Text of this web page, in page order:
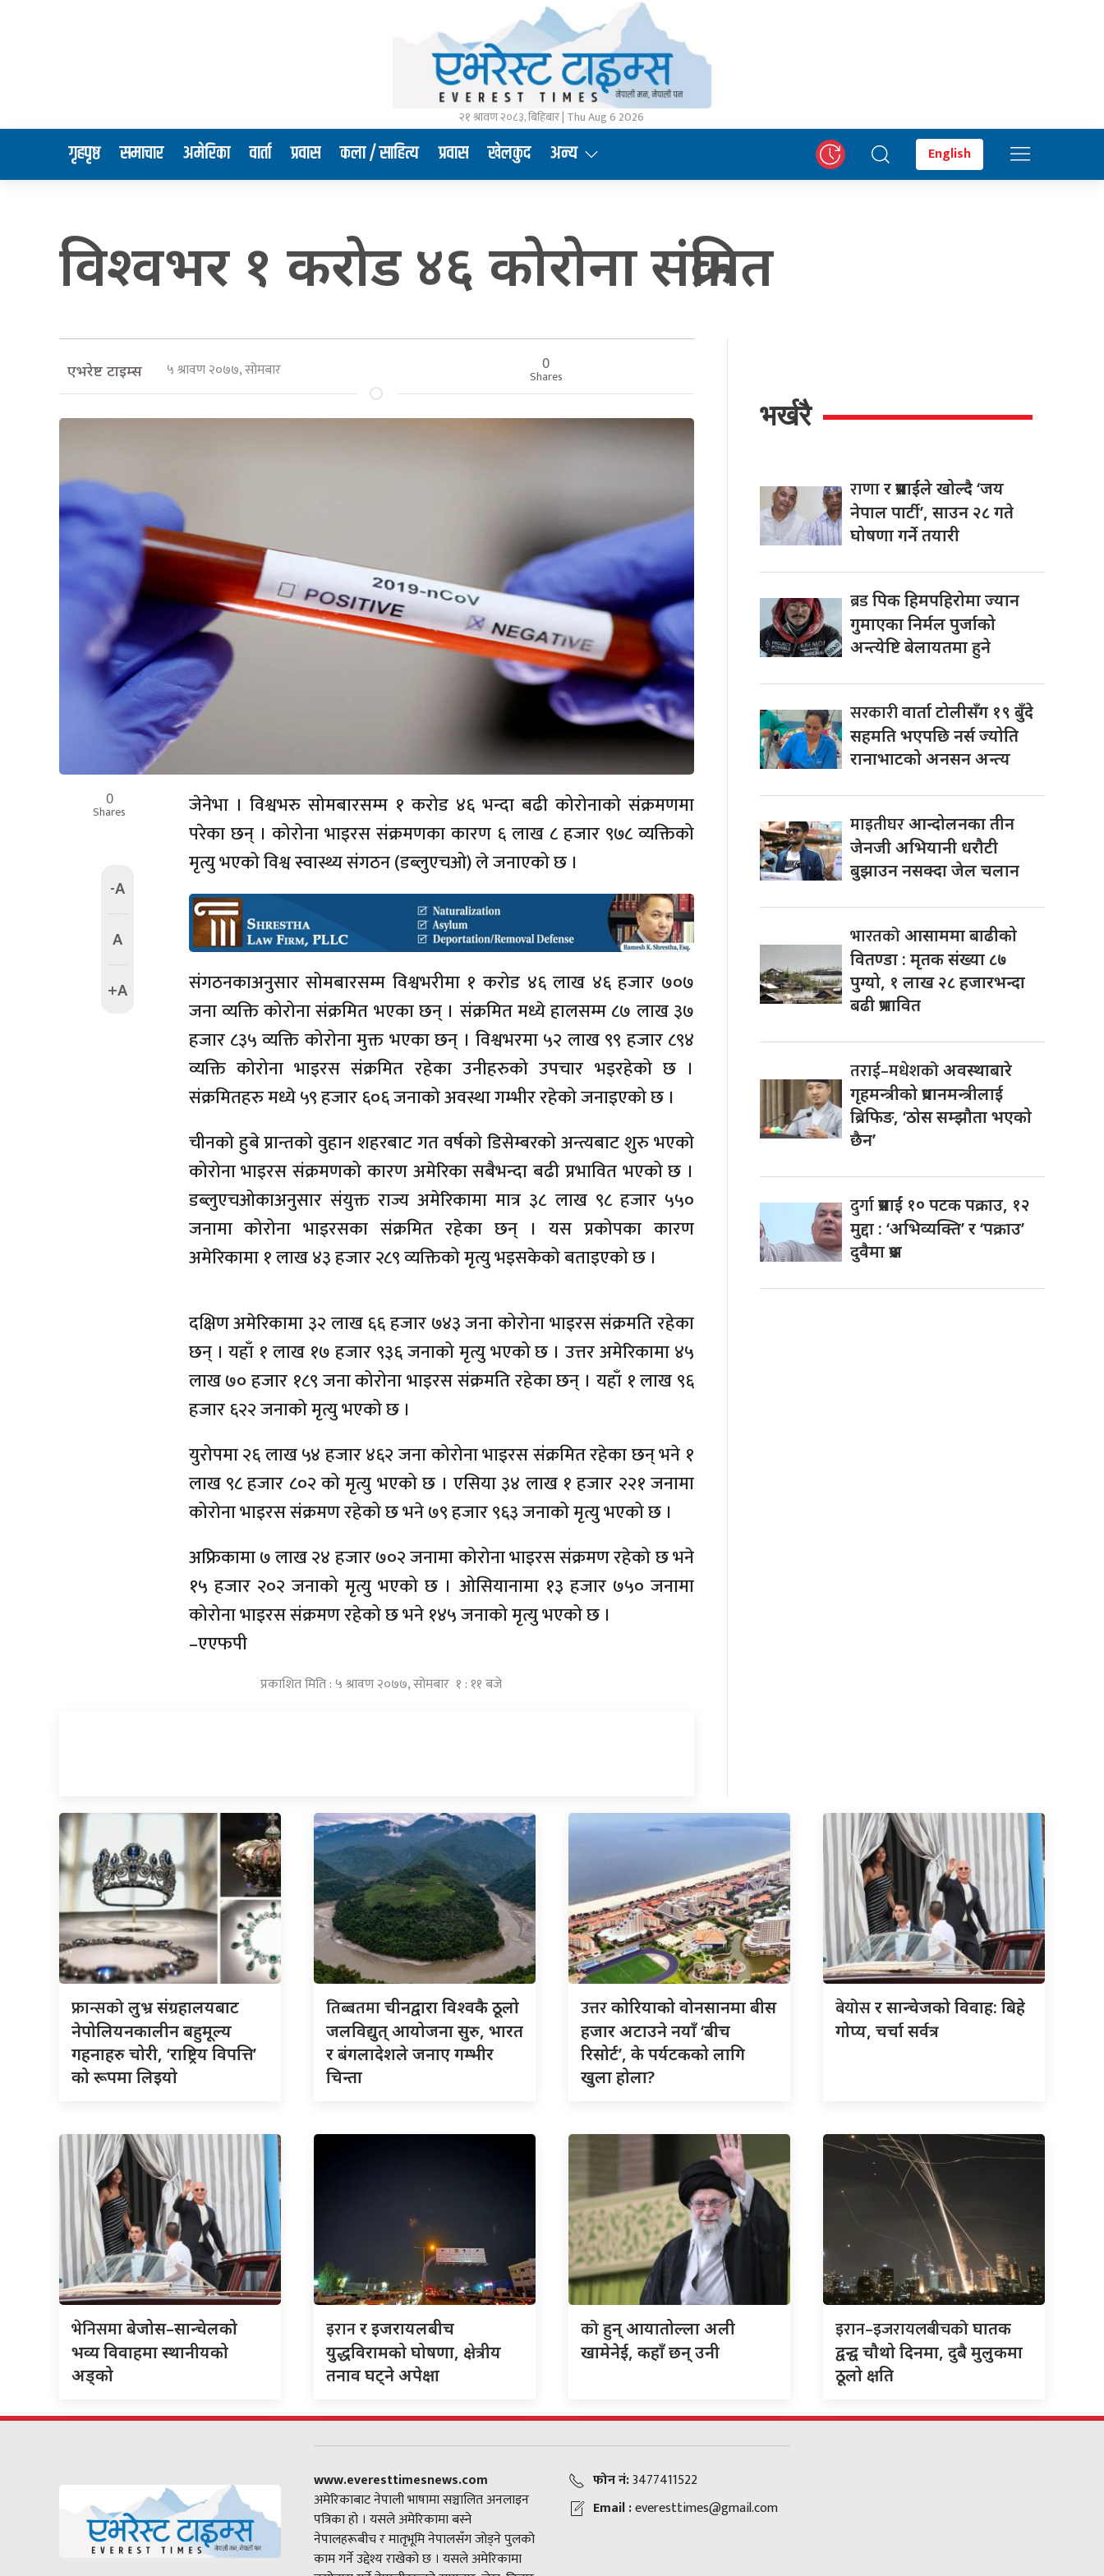
२१ श्रावण २०८३, बिहिबार | Thu Aug 6 2026
गृहपृष्ठ समाचार अमेरिका वार्ता प्रवास कला / साहित्य प्रवास खेलकुद अन्य English
विश्वभर १ करोड ४६ कोरोना संक्रमित
एभरेष्ट टाइम्स ५ श्रावण २०७७, सोमबार 0
Shares
0
Shares
-A
A
+A
जेनेभा । विश्वभरु सोमबारसम्म १ करोड ४६ भन्दा बढी कोरोनाको संक्रमणमा
परेका छन् । कोरोना भाइरस संक्रमणका कारण ६ लाख ८ हजार ९७८ व्यक्तिको
मृत्यु भएको विश्व स्वास्थ्य संगठन (डब्लुएचओ) ले जनाएको छ ।
संगठनकाअनुसार सोमबारसम्म विश्वभरीमा १ करोड ४६ लाख ४६ हजार ७०७
जना व्यक्ति कोरोना संक्रमित भएका छन् । संक्रमित मध्ये हालसम्म ८७ लाख ३७
हजार ८३५ व्यक्ति कोरोना मुक्त भएका छन् । विश्वभरमा ५२ लाख ९९ हजार ८९४
व्यक्ति कोरोना भाइरस संक्रमित रहेका उनीहरुको उपचार भइरहेको छ ।
संक्रमितहरु मध्ये ५९ हजार ६०६ जनाको अवस्था गम्भीर रहेको जनाइएको छ ।
चीनको हुबे प्रान्तको वुहान शहरबाट गत वर्षको डिसेम्बरको अन्त्यबाट शुरु भएको
कोरोना भाइरस संक्रमणको कारण अमेरिका सबैभन्दा बढी प्रभावित भएको छ ।
डब्लुएचओकाअनुसार संयुक्त राज्य अमेरिकामा मात्र ३८ लाख ९८ हजार ५५०
जनामा कोरोना भाइरसका संक्रमित रहेका छन् । यस प्रकोपका कारण
अमेरिकामा १ लाख ४३ हजार २८९ व्यक्तिको मृत्यु भइसकेको बताइएको छ ।
दक्षिण अमेरिकामा ३२ लाख ६६ हजार ७४३ जना कोरोना भाइरस संक्रमति रहेका
छन् । यहाँ १ लाख १७ हजार ९३६ जनाको मृत्यु भएको छ । उत्तर अमेरिकामा ४५
लाख ७० हजार १८९ जना कोरोना भाइरस संक्रमति रहेका छन् । यहाँ १ लाख ९६
हजार ६२२ जनाको मृत्यु भएको छ ।
युरोपमा २६ लाख ५४ हजार ४६२ जना कोरोना भाइरस संक्रमित रहेका छन् भने १
लाख ९८ हजार ८०२ को मृत्यु भएको छ । एसिया ३४ लाख १ हजार २२१ जनामा
कोरोना भाइरस संक्रमण रहेको छ भने ७९ हजार ९६३ जनाको मृत्यु भएको छ ।
अफ्रिकामा ७ लाख २४ हजार ७०२ जनामा कोरोना भाइरस संक्रमण रहेको छ भने
१५ हजार २०२ जनाको मृत्यु भएको छ । ओसियानामा १३ हजार ७५० जनामा
कोरोना भाइरस संक्रमण रहेको छ भने १४५ जनाको मृत्यु भएको छ ।
–एएफपी
प्रकाशित मिति : ५ श्रावण २०७७, सोमबार १ : ११ बजे
भर्खरै
राणार प्रसाईंले खोल्दै ‘जय
नेपाल पार्टी’, साउन २८ गते
घोषणा गर्ने तयारी
ब्रडपिक हिमपहिरोमा ज्यान
गुमाएका निर्मल पुर्जाको
अन्त्येष्टि बेलायतमा हुने
सरकारीवार्ता टोलीसँग १९ बुँदे
सहमति भएपछि नर्स ज्योति
रानाभाटको अनसन अन्त्य
माइतीघरआन्दोलनका तीन
जेनजी अभियानी धरौटी
बुझाउन नसक्दा जेल चलान
भारतकोआसाममा बाढीको
वितण्डा : मृतक संख्या ८७
पुग्यो, १ लाख २८ हजारभन्दा
बढी प्रभावित
तराई–मधेशकोअवस्थाबारे
गृहमन्त्रीको प्रधानमन्त्रीलाई
ब्रिफिङ, ‘ठोस सम्झौता भएको
छैन’
दुर्गाप्रसाईं १० पटक पक्राउ, १२
मुद्दा : ‘अभिव्यक्ति’ र ‘पक्राउ’
दुवैमा प्रश्न
फ्रान्सकोलुभ्र संग्रहालयबाट
नेपोलियनकालीन बहुमूल्य
गहनाहरु चोरी, ‘राष्ट्रिय विपत्ति’
को रूपमा लिइयो
तिब्बतमाचीनद्वारा विश्वकै ठूलो
जलविद्युत् आयोजना सुरु, भारत
र बंगलादेशले जनाए गम्भीर
चिन्ता
उत्तरकोरियाको वोनसानमा बीस
हजार अटाउने नयाँ ‘बीच
रिसोर्ट’, के पर्यटकको लागि
खुला होला?
बेयोसर सान्चेजको विवाह: बिहे
गोप्य, चर्चा सर्वत्र
भेनिसमाबेजोस–सान्चेलको
भव्य विवाहमा स्थानीयको
अड्को
इरानर इजरायलबीच
युद्धविरामको घोषणा, क्षेत्रीय
तनाव घट्ने अपेक्षा
कोहुन् आयातोल्ला अली
खामेनेई, कहाँ छन् उनी
इरान–इजरायलबीचकोघातक
द्वन्द्व चौथो दिनमा, दुबै मुलुकमा
ठूलो क्षति
www.everesttimesnews.com
अमेरिकाबाट नेपाली भाषामा सञ्चालित अनलाइन
पत्रिका हो । यसले अमेरिकामा बस्ने
नेपालहरूबीच र मातृभूमि नेपालसँग जोड्ने पुलको
काम गर्ने उद्देश्य राखेको छ । यसले अमेरिकामा
फोन नं:3477411522
Email :everesttimes@gmail.com